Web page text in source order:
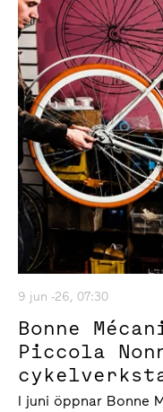
9 jun -26, 07:30
Bonne
Piccola
i
I juni öppnar Bonne